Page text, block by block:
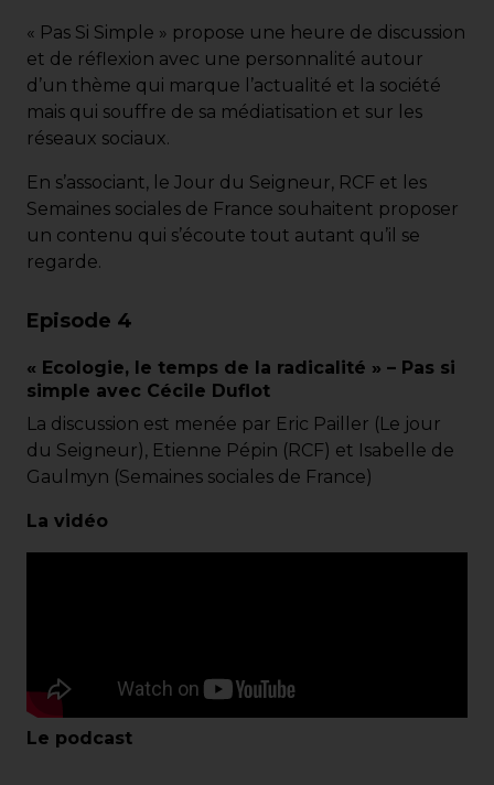
« Pas Si Simple » propose une heure de discussion
et de réflexion avec une personnalité autour
d’un thème qui marque l’actualité et la société
mais qui souffre de sa médiatisation et sur les
réseaux sociaux.
En s’associant, le Jour du Seigneur, RCF et les
Semaines sociales de France souhaitent proposer
un contenu qui s’écoute tout autant qu’il se
regarde.
Episode 4
« Ecologie, le temps de la radicalité » – Pas si
simple avec Cécile Duflot
La discussion est menée par Eric Pailler (Le jour
du Seigneur), Etienne Pépin (RCF) et Isabelle de
Gaulmyn (Semaines sociales de France)
La vidéo
Le podcast